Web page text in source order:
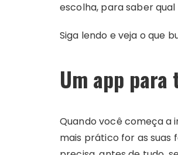
escolha, para saber qual
Siga lendo e veja o que
Um app
Quando você começa
mais prático for as suas